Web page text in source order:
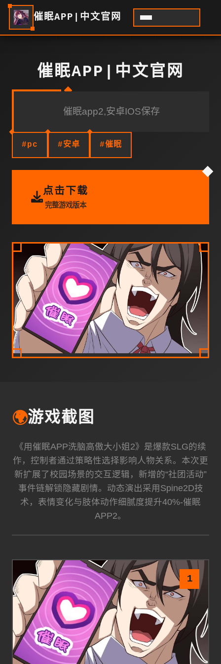
催眠APP|中文官网
催眠APP|中文官网
催眠app2,安卓IOS保存
#pc #安卓 #催眠
点击下载
完整游戏版本
🌍游戏截图
《用催眠APP洗脑高傲大小姐2》是爆款SLG的续
作，控制者通过策略性选择影响人物关系。本次更
新扩展了校园场景的交互逻辑，新增的“社团活动”
事件链解锁隐藏剧情。动态演出采用Spine2D技
术，表情变化与肢体动作细腻度提升40%-催眠
APP2。
1